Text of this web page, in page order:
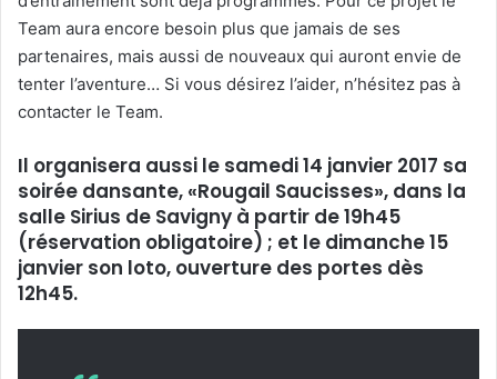
Team aura encore besoin plus que jamais de ses
partenaires, mais aussi de nouveaux qui auront envie de
tenter l’aventure… Si vous désirez l’aider, n’hésitez pas à
contacter le Team.
Il organisera aussi le samedi 14 janvier 2017 sa
soirée dansante, «Rougail Saucisses», dans la
salle Sirius de Savigny à partir de 19h45
(réservation obligatoire) ; et le dimanche 15
janvier son loto, ouverture des portes dès
12h45.